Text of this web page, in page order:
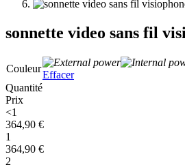
sonnette video sans fil
Couleur
Effacer
Quantité
Prix
<1
364,90 €
1
364,90 €
2